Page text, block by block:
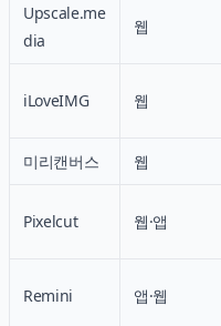
Upscale.me
dia
웹
iLoveIMG 웹
미리캔버스 웹
Pixelcut 웹·앱
Remini 앱·웹